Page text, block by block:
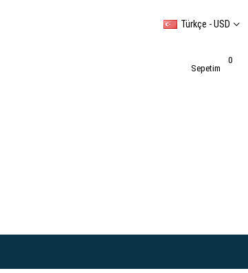
Türkçe - USD
Sepetim
0